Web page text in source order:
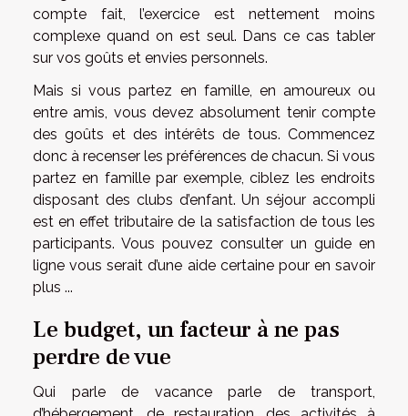
compte fait, l’exercice est nettement moins
complexe quand on est seul. Dans ce cas tabler
sur vos goûts et envies personnels.
Mais si vous partez en famille, en amoureux ou
entre amis, vous devez absolument tenir compte
des goûts et des intérêts de tous. Commencez
donc à recenser les préférences de chacun. Si vous
partez en famille par exemple, ciblez les endroits
disposant des clubs d’enfant. Un séjour accompli
est en effet tributaire de la satisfaction de tous les
participants. Vous pouvez consulter un guide en
ligne vous serait d’une aide certaine pour en savoir
plus ...
Le budget, un facteur à ne pas
perdre de vue
Qui parle de vacance parle de transport,